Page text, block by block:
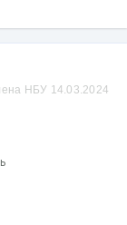
НБУ 14.03.2024